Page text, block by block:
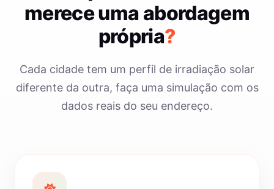
merece uma abordagem
própria?
Cada cidade tem um perfil de irradiação solar
diferente da outra, faça uma simulação com os
dados reais do seu endereço.